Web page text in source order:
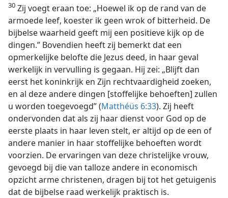
30 Zij voegt eraan toe: „Hoewel ik op de rand van de
armoede leef, koester ik geen wrok of bitterheid. De
bijbelse waarheid geeft mij een positieve kijk op de
dingen.” Bovendien heeft zij bemerkt dat een
opmerkelijke belofte die Jezus deed, in haar geval
werkelijk in vervulling is gegaan. Hij zei: „Blijft dan
eerst het koninkrijk en Zijn rechtvaardigheid zoeken,
en al deze andere dingen [stoffelijke behoeften] zullen
u worden toegevoegd” (Matthéüs 6:33). Zij heeft
ondervonden dat als zij haar dienst voor God op de
eerste plaats in haar leven stelt, er altijd op de een of
andere manier in haar stoffelijke behoeften wordt
voorzien. De ervaringen van deze christelijke vrouw,
gevoegd bij die van talloze andere in economisch
opzicht arme christenen, dragen bij tot het getuigenis
dat de bijbelse raad werkelijk praktisch is.